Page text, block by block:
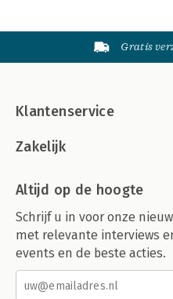
Gratis
Klantenservice
Zakelijk
Altijd op de hoogte
Schrijf u in voor onze
met relevante interviews
events en de beste acties.